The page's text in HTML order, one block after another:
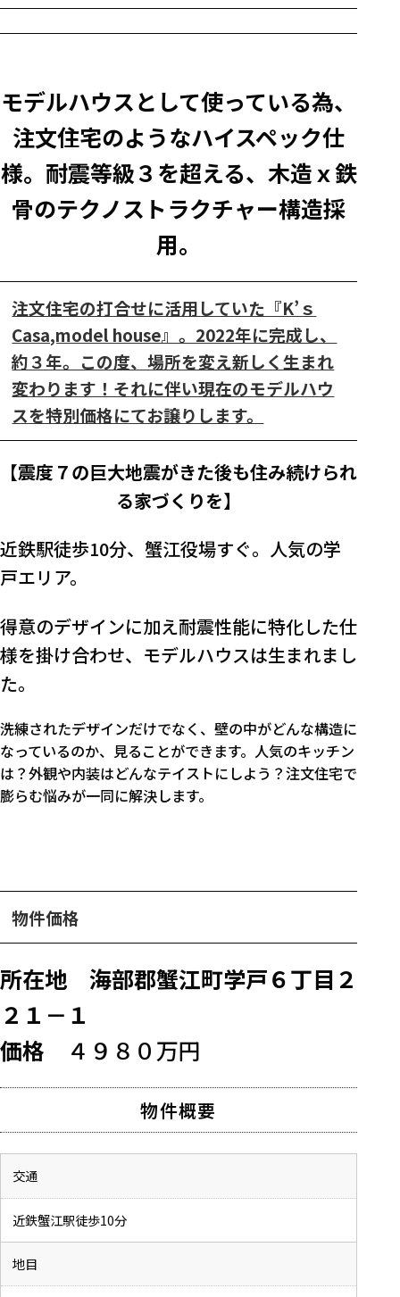
モデルハウスとして使っている為、
注文住宅のようなハイスペック仕
様。耐震等級３を超える、木造ｘ鉄
骨のテクノストラクチャー構造採
用。
注文住宅の打合せに活用していた『K’ｓ
Casa,model house』。2022年に完成し、
約３年。この度、場所を変え新しく生まれ
変わります！それに伴い現在のモデルハウ
スを特別価格にてお譲りします。
【震度７の巨大地震がきた後も住み続けられ
る家づくりを】
近鉄駅徒歩10分、蟹江役場すぐ。人気の学
戸エリア。
得意のデザインに加え耐震性能に特化した仕
様を掛け合わせ、モデルハウスは生まれまし
た。
洗練されたデザインだけでなく、壁の中がどんな構造に
なっているのか、見ることができます。人気のキッチン
は？外観や内装はどんなテイストにしよう？注文住宅で
膨らむ悩みが一同に解決します。
物件価格
所在地 海部郡蟹江町学戸６丁目２
２１－１
価格
４９８０万円
物件概要
交通
近鉄蟹江駅徒歩10分
地目